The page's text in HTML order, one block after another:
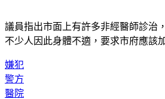
議員指出市面上有許多非經醫師診治
不少人因此身體不適，要求市府應該
嫌犯
警方
醫院